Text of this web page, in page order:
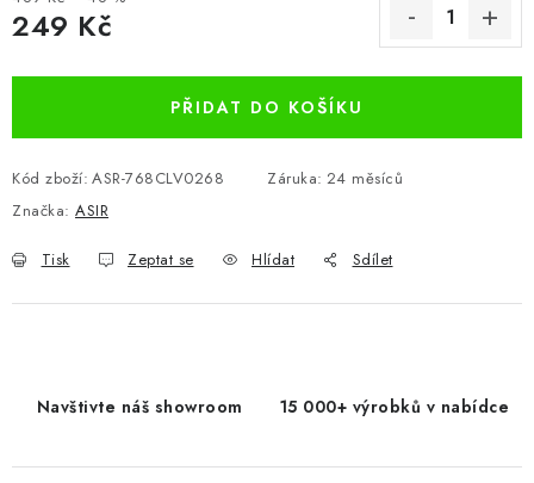
249 Kč
PŘIDAT DO KOŠÍKU
Kód zboží: ASR-768CLV0268 Záruka: 24 měsíců
Značka: ASIR
Tisk Zeptat se Hlídat Sdílet
Navštivte náš showroom 15 000+ výrobků v nabídce